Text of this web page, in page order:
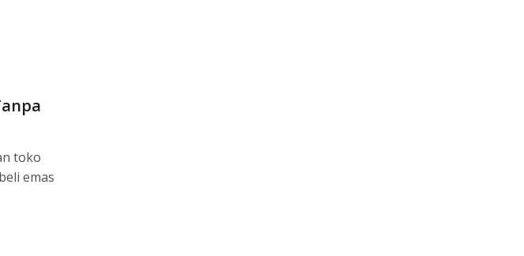
toko
emas